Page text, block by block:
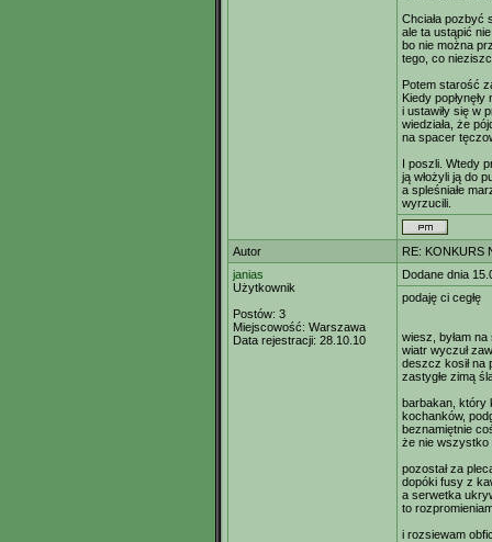
Chciała pozbyć
ale ta ustąpić nie
bo nie można
tego, co
Potem starość
Kiedy
i ustawiły się w
wiedziała, że
na spacer
I poszli. Wtedy
ją włożyli ją do
a spleśniałe
wyrzucili.
Autor
RE: KONKURS
janias
Użytkownik
Postów: 3
Miejscowość: Warszawa
Data rejestracji: 28.10.10
Dodane dnia
podaję ci cegłę
wiesz, byłam
wiatr wyczuł
deszcz kosił na
zastygłe zimą
barbakan, który
kochanków,
beznamiętnie
że nie wszystko
pozostał za
dopóki fusy z
a serwetka
to
i rozsiewam